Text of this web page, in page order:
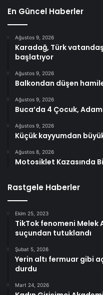
En Güncel Haberler
Ağustos 9, 2026
Karadağ, Türk
başlatıyor
Ağustos 9, 2026
Balkondan düşen
Ağustos 9, 2026
Buca’da 4 Çocuk,
Ağustos 9, 2026
Küçük kayyumdan
Ağustos 8, 2026
Motosiklet Kazasında
Rastgele Haberler
Ekim 25, 2023
TikTok fenomeni
suçundan tutuklandı
Şubat 5, 2026
Yerin altı fermuar gibi
durdu
Mart 24, 2026